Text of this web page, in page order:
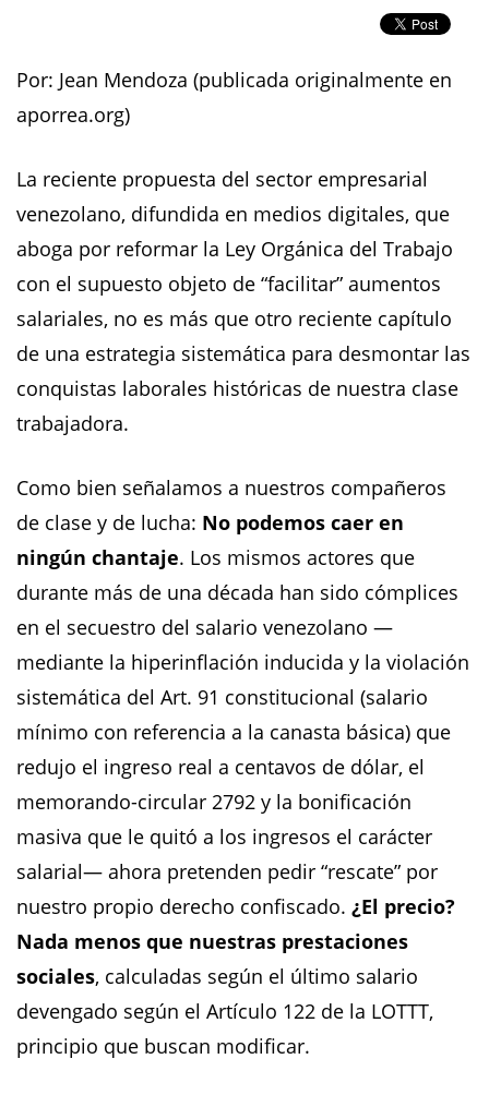
Por: Jean Mendoza (publicada originalmente en
aporrea.org)
La reciente propuesta del sector empresarial
venezolano, difundida en medios digitales, que
aboga por reformar la Ley Orgánica del Trabajo
con el supuesto objeto de “facilitar” aumentos
salariales, no es más que otro reciente capítulo
de una estrategia sistemática para desmontar las
conquistas laborales históricas de nuestra clase
trabajadora.
Como bien señalamos a nuestros compañeros
de clase y de lucha: No podemos caer en
ningún chantaje. Los mismos actores que
durante más de una década han sido cómplices
en el secuestro del salario venezolano —
mediante la hiperinflación inducida y la violación
sistemática del Art. 91 constitucional (salario
mínimo con referencia a la canasta básica) que
redujo el ingreso real a centavos de dólar, el
memorando-circular 2792 y la bonificación
masiva que le quitó a los ingresos el carácter
salarial— ahora pretenden pedir “rescate” por
nuestro propio derecho confiscado. ¿El precio?
Nada menos que nuestras prestaciones
sociales, calculadas según el último salario
devengado según el Artículo 122 de la LOTTT,
principio que buscan modificar.